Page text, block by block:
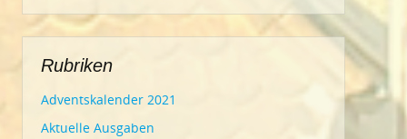
Rubriken
Adventskalender 2021
Aktuelle Ausgaben